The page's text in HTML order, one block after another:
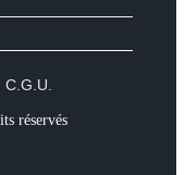
C.G.U.
réservés